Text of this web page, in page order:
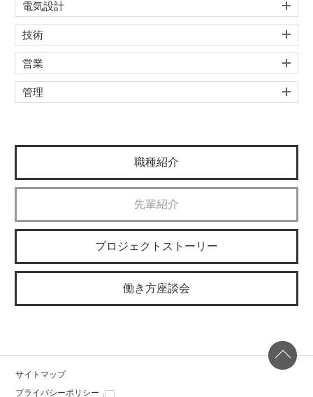
電気設計
技術
営業
管理
職種紹介
先輩紹介
プロジェクトストーリー
働き方座談会
サイトマップ
プライバシーポリシー